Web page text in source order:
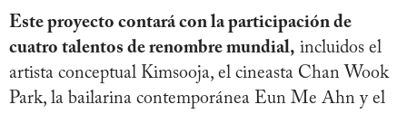
Este proyecto contará con la participación de
cuatro talentos de renombre mundial, incluidos el
artista conceptual Kimsooja, el cineasta Chan Wook
Park, la bailarina contemporánea Eun Me Ahn y el